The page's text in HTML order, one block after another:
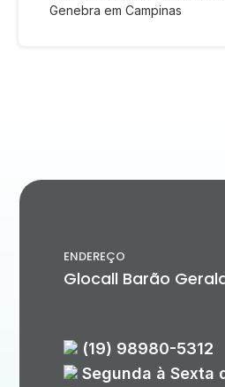
Genebra em Campinas
ENDEREÇO
Glocall Barão
(19) 98980-5312
Segunda à Sexta